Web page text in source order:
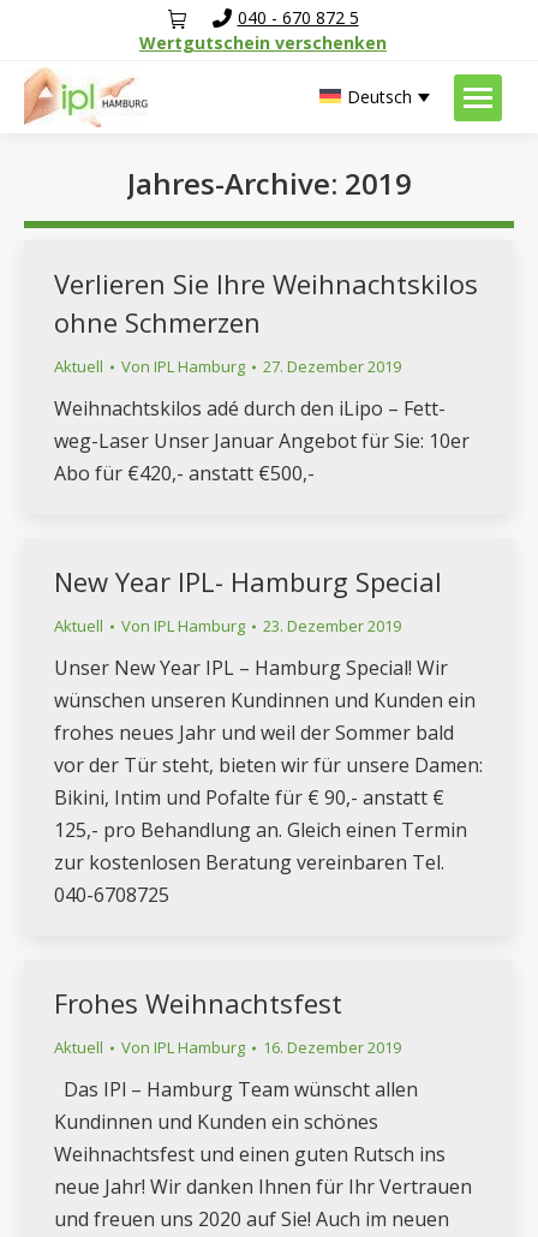
040 - 670 872 5
Wertgutschein verschenken
Deutsch
Jahres-Archive: 2019
Sie befinden sich hier:
Verlieren Sie Ihre Weihnachtskilos
ohne Schmerzen
Aktuell Von IPL Hamburg 27. Dezember 2019
Weihnachtskilos adé durch den iLipo – Fett-
weg-Laser Unser Januar Angebot für Sie: 10er
Abo für €420,- anstatt €500,-
New Year IPL- Hamburg Special
Aktuell Von IPL Hamburg 23. Dezember 2019
Unser New Year IPL – Hamburg Special! Wir
wünschen unseren Kundinnen und Kunden ein
frohes neues Jahr und weil der Sommer bald
vor der Tür steht, bieten wir für unsere Damen:
Bikini, Intim und Pofalte für € 90,- anstatt €
125,- pro Behandlung an. Gleich einen Termin
zur kostenlosen Beratung vereinbaren Tel.
040-6708725
Frohes Weihnachtsfest
Aktuell Von IPL Hamburg 16. Dezember 2019
Das IPl – Hamburg Team wünscht allen
Kundinnen und Kunden ein schönes
Weihnachtsfest und einen guten Rutsch ins
neue Jahr! Wir danken Ihnen für Ihr Vertrauen
und freuen uns 2020 auf Sie! Auch im neuen